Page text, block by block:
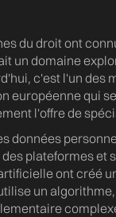
du droit ont
un domaine
c'est l'un des
européenne qui
l'offre de
données
plateformes et
ont créé
un